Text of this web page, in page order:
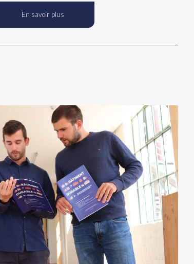
En savoir plus